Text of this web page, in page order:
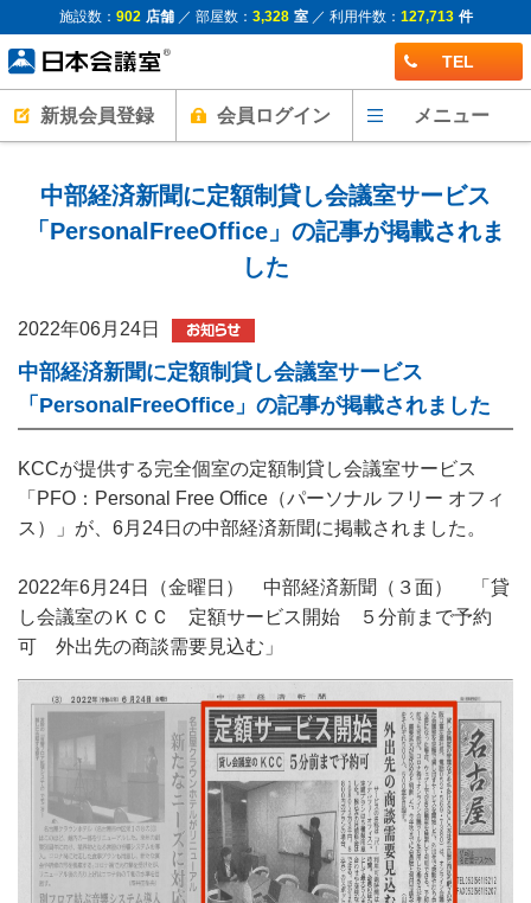
施設数： 902 店舗／ 部屋数： 3,328 室／ 利用件数： 127,713 件
TEL
新規会員登録 会員ログイン メニュー
中部経済新聞に定額制貸し会議室サービス
「PersonalFreeOffice」の記事が掲載されま
した
2022年06月24日
中部経済新聞に定額制貸し会議室サービス
「PersonalFreeOffice」の記事が掲載されました
KCCが提供する完全個室の定額制貸し会議室サービス
「PFO：Personal Free Office（パーソナル フリー オフィ
ス）」が、6月24日の中部経済新聞に掲載されました。
2022年6月24日（金曜日） 中部経済新聞（３面） 「貸
し会議室のＫＣＣ 定額サービス開始 ５分前まで予約
可 外出先の商談需要見込む」